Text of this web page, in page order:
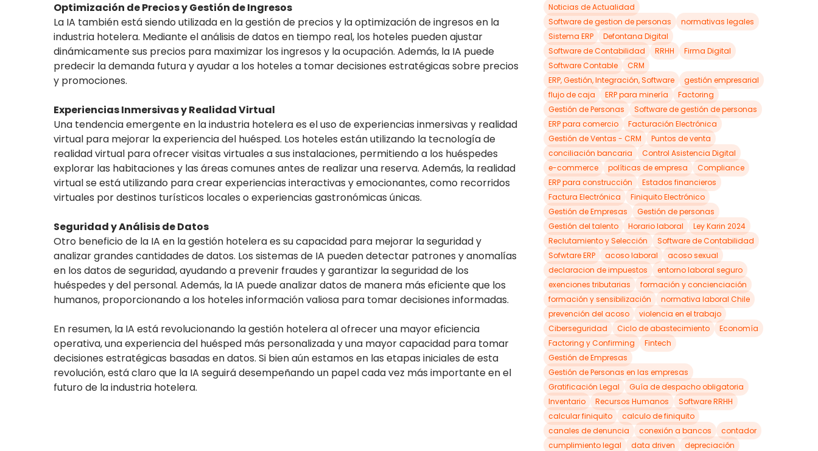
Optimización de Precios y Gestión de Ingresos
La IA también está siendo utilizada en la gestión de precios y la optimización de ingresos en la
industria hotelera. Mediante el análisis de datos en tiempo real, los hoteles pueden ajustar
dinámicamente sus precios para maximizar los ingresos y la ocupación. Además, la IA puede
predecir la demanda futura y ayudar a los hoteles a tomar decisiones estratégicas sobre precios
y promociones.
Experiencias Inmersivas y Realidad Virtual
Una tendencia emergente en la industria hotelera es el uso de experiencias inmersivas y realidad
virtual para mejorar la experiencia del huésped. Los hoteles están utilizando la tecnología de
realidad virtual para ofrecer visitas virtuales a sus instalaciones, permitiendo a los huéspedes
explorar las habitaciones y las áreas comunes antes de realizar una reserva. Además, la realidad
virtual se está utilizando para crear experiencias interactivas y emocionantes, como recorridos
virtuales por destinos turísticos locales o experiencias gastronómicas únicas.
Seguridad y Análisis de Datos
Otro beneficio de la IA en la gestión hotelera es su capacidad para mejorar la seguridad y
analizar grandes cantidades de datos. Los sistemas de IA pueden detectar patrones y anomalías
en los datos de seguridad, ayudando a prevenir fraudes y garantizar la seguridad de los
huéspedes y del personal. Además, la IA puede analizar datos de manera más eficiente que los
humanos, proporcionando a los hoteles información valiosa para tomar decisiones informadas.
En resumen, la IA está revolucionando la gestión hotelera al ofrecer una mayor eficiencia
operativa, una experiencia del huésped más personalizada y una mayor capacidad para tomar
decisiones estratégicas basadas en datos. Si bien aún estamos en las etapas iniciales de esta
revolución, está claro que la IA seguirá desempeñando un papel cada vez más importante en el
futuro de la industria hotelera.
Noticias de Actualidad
Software de gestion de personas
normativas legales
Sistema ERP
Defontana Digital
Software de Contabilidad
RRHH
Firma Digital
Software Contable
CRM
ERP, Gestión, Integración, Software
gestión empresarial
flujo de caja
ERP para minería
Factoring
Gestión de Personas
Software de gestión de personas
ERP para comercio
Facturación Electrónica
Gestión de Ventas - CRM
Puntos de venta
conciliación bancaria
Control Asistencia Digital
e-commerce
políticas de empresa
Compliance
ERP para construcción
Estados financieros
Factura Electrónica
Finiquito Electrónico
Gestión de Empresas
Gestión de personas
Gestión del talento
Horario laboral
Ley Karin 2024
Reclutamiento y Selección
Software de Contabilidad
Sofwtare ERP
acoso laboral
acoso sexual
declaracion de impuestos
entorno laboral seguro
exenciones tributarias
formación y concienciación
formación y sensibilización
normativa laboral Chile
prevención del acoso
violencia en el trabajo
Ciberseguridad
Ciclo de abastecimiento
Economía
Factoring y Confirming
Fintech
Gestión de Empresas
Gestión de Personas en las empresas
Gratificación Legal
Guía de despacho obligatoria
Inventario
Recursos Humanos
Software RRHH
calcular finiquito
calculo de finiquito
canales de denuncia
conexión a bancos
contador
cumplimiento legal
data driven
depreciación